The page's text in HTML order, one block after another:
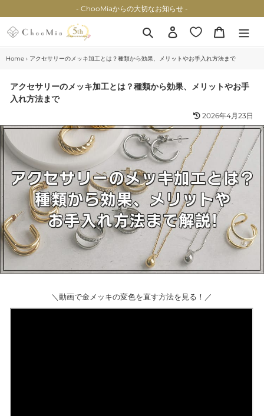
ン
テ
ツ
す
る
- ChooMiaからの大切なお知らせ -
検索 ログイン カート
Home › アクセサリーのメッキ加工とは？種類から効果、メリットやお手入れ方法まで
アクセサリーのメッキ加工とは？種類から効果、メリットやお手
入れ方法まで
2026年4月23日
＼動画で金メッキの変色を直す方法を見る！／